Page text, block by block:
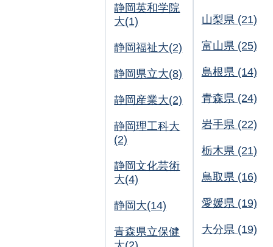
静岡英和学院
大(1)
静岡福祉大(2)
静岡県立大(8)
静岡産業大(2)
静岡理工科大
(2)
静岡文化芸術
大(4)
静岡大(14)
青森県立保健
山梨県 (21)
富山県 (25)
島根県 (14)
青森県 (24)
岩手県 (22)
栃木県 (21)
鳥取県 (16)
愛媛県 (19)
大分県 (19)